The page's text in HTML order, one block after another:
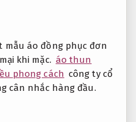
mẫu áo đồng phục đơn
khi mặc. áo thun
phong cách công ty cổ
cân nhắc hàng đầu.